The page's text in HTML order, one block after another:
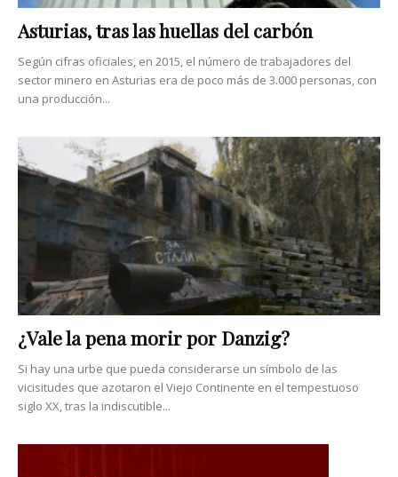
Asturias, tras las huellas del carbón
Según cifras oficiales, en 2015, el número de trabajadores del
sector minero en Asturias era de poco más de 3.000 personas, con
una producción...
¿Vale la pena morir por Danzig?
Si hay una urbe que pueda considerarse un símbolo de las
vicisitudes que azotaron el Viejo Continente en el tempestuoso
siglo XX, tras la indiscutible...